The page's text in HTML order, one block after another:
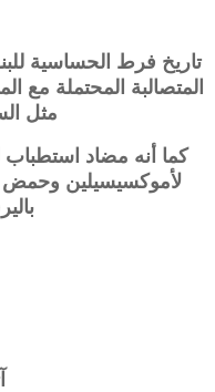
تاريخ فرط الحساسية
المتصالبة المحتملة مع
مثل
كما أنه مضاد استطباب
لأموكسيسيلين وحمض